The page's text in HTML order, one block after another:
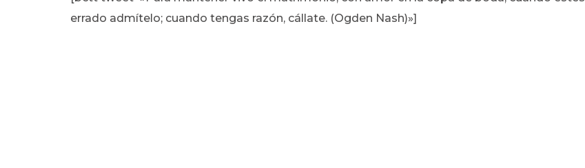
errado admítelo; cuando tengas razón, cállate. (Ogden Nash)»]